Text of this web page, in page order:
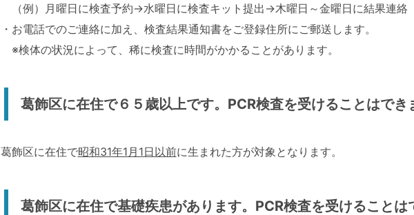
（例）月曜日に検査予約→水曜日に検査キット提出→木曜日～金曜日に結果連絡
・お電話でのご連絡に加え、検査結果通知書をご登録住所にご郵送します。
※検体の状況によって、稀に検査に時間がかかることがあります。
葛飾区に在住で６５歳以上です。PCR検査を受けることはでき
葛飾区に在住で昭和31年1月1日以前に生まれた方が対象となります。
葛飾区に在住で基礎疾患があります。PCR検査を受けることは